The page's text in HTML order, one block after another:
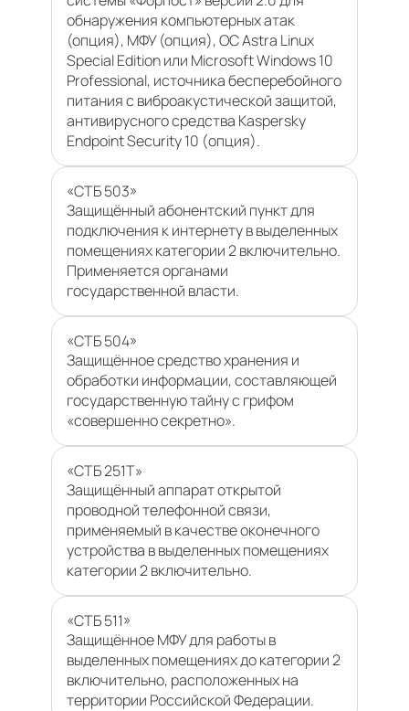
обнаружения компьютерных атак
(опция), МФУ (опция), ОС Astra Linux
Special Edition или Microsoft Windows 10
Professional, источника бесперебойного
питания с виброакустической защитой,
антивирусного средства Kaspersky
Endpoint Security 10 (опция).
«СТБ 503»
Защищённый абонентский пункт для
подключения к интернету в выделенных
помещениях категории 2 включительно.
Применяется органами
государственной власти.
«СТБ 504»
Защищённое средство хранения и
обработки информации, составляющей
государственную тайну с грифом
«совершенно секретно».
«СТБ 251Т»
Защищённый аппарат открытой
проводной телефонной связи,
применяемый в качестве оконечного
устройства в выделенных помещениях
категории 2 включительно.
«СТБ 511»
Защищённое МФУ для работы в
выделенных помещениях до категории 2
включительно, расположенных на
территории Российской Федерации.